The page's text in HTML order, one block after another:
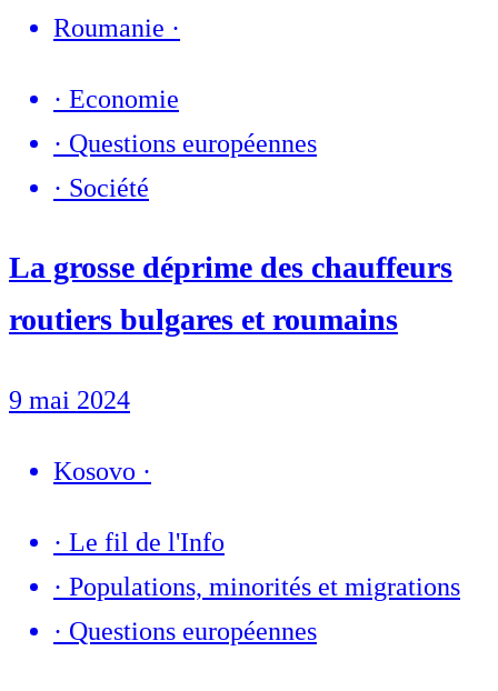
Roumanie ·
· Economie
· Questions européennes
· Société
La grosse déprime des chauffeurs
routiers bulgares et roumains
9 mai 2024
Kosovo ·
· Le fil de l'Info
· Populations, minorités et migrations
· Questions européennes